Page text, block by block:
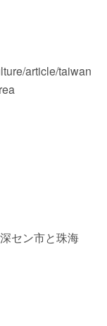
article/taiwan
セン市と珠海